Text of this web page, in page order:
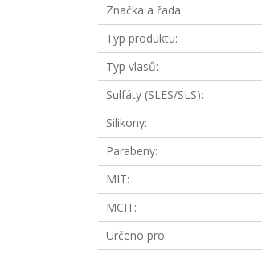
Značka a řada
Typ produktu
Typ vlasů
Sulfáty (SLES/SLS)
Silikony
Parabeny
MIT
MCIT
Určeno pro